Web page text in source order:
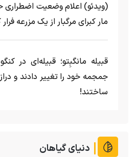
مار کبرای مرگبار از یک مزرعه‌ فرار
قبیله مانگبِتو؛ قبیله‌ای در
جمجمه خود را تغییر دادند و
ساختند!
دنیای گیاهان